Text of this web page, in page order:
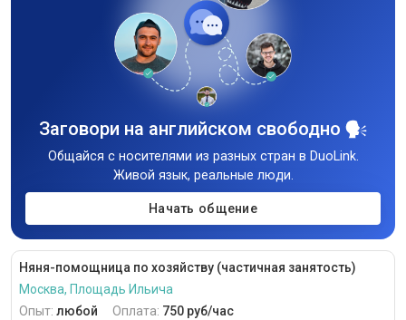
Заговори на английском свободно
Общайся с носителями из разных стран в DuoLink.
Живой язык, реальные люди.
Начать общение
Няня-помощница по хозяйству (частичная занятость)
Москва, Площадь Ильича
Опыт: любой Оплата: 750 руб/час